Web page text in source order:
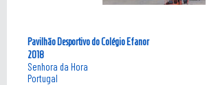
Pavilhão Desportivo do Colégio Efanor
2018
Senhora da Hora
Portugal